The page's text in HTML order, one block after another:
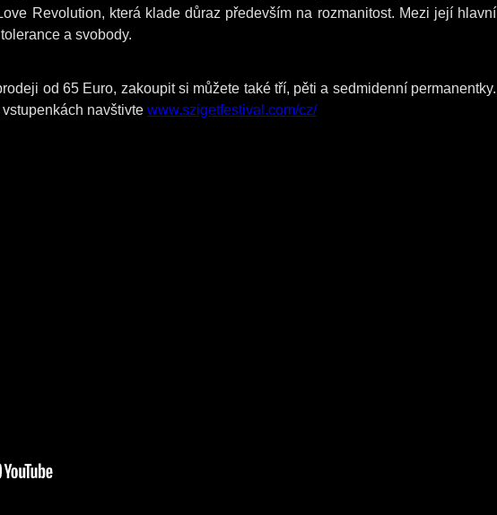
Revolution, která klade důraz především na rozmanitost. Mezi její hlavní
a svobody.
od 65 Euro, zakoupit si můžete také tří, pěti a sedmidenní permanentky.
navštivte www.szigetfestival.com/cz/